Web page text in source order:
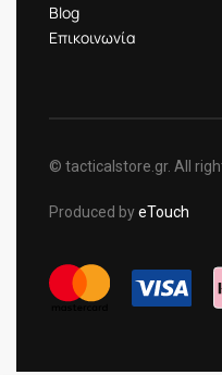
Blog
Επικοινωνία
© tacticalstore.gr. All
Produced byeTouch